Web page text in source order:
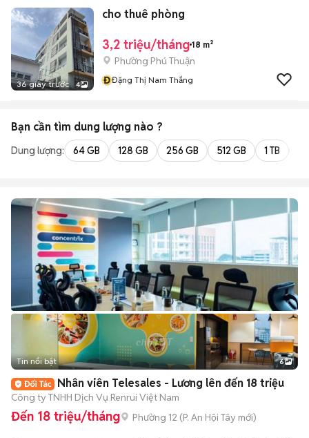
36 giây trước 4
cho thuê phòng
3,2 triệu/tháng 18 m²
Phường Phú Thuận
ĐĐặng Thị Nam Thắng
Bạn cần tìm dung lượng nào ?
Dung lượng: 64 GB 128 GB 256 GB 512 GB 1 TB
+2
Tin nổi bật 6
Nhân viên Telesales - Lương lên đến 18 triệu
Công ty TNHH Dịch Vụ Renrui Việt Nam
Đến 18 triệu/tháng Phường 12 (P. An Hội Tây mới)